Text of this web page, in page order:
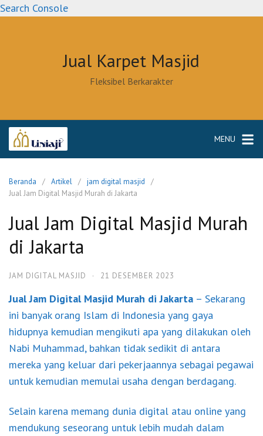
Search ConsoleLangsung
Jual Karpet Masjid
Fleksibel Berkarakter
MENU
Beranda Artikel
jam digital masjid
Jual Jam Digital Masjid Murah di Jakarta
Jual Jam Digital Masjid Murah
di Jakarta
JAM DIGITAL MASJID · 21 DESEMBER 2023
Jual Jam Digital Masjid Murah di Jakarta – Sekarang
ini banyak orang Islam di Indonesia yang gaya
hidupnya kemudian mengikuti apa yang dilakukan oleh
Nabi Muhammad, bahkan tidak sedikit di antara
mereka yang keluar dari pekerjaannya sebagai pegawai
untuk kemudian memulai usaha dengan berdagang.
Selain karena memang dunia digital atau online yang
mendukung seseorang untuk lebih mudah dalam